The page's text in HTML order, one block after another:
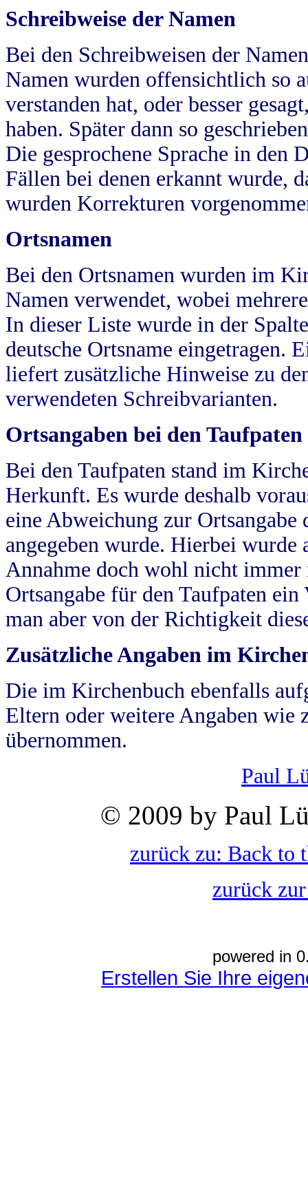
Schreibweise der Namen
Bei den Schreibweisen der
Namen wurden offensichtlich so
verstanden hat, oder besser
haben. Später dann so
Die gesprochene Sprache in
Fällen bei denen erkannt wurde,
wurden Korrekturen
Ortsnamen
Bei den Ortsnamen wurden im
Namen verwendet, wobei
In dieser Liste wurde in der
deutsche Ortsname eingetragen.
liefert zusätzliche Hinweise zu
verwendeten Schreibvarianten.
Ortsangaben bei den Taufpaten
Bei den Taufpaten stand im
Herkunft. Es wurde deshalb
eine Abweichung zur
angegeben wurde. Hierbei wurde
Annahme doch wohl nicht
Ortsangabe für den Taufpaten
man aber von der Richtigkeit
Zusätzliche Angaben im
Die im Kirchenbuch ebenfalls
Eltern oder weitere Angaben wie
übernommen.
Paul
© 2009 by Paul
zurück zu: Back to
zurück
powered in
Erstellen Sie Ihre